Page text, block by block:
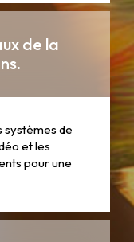
de la
systèmes de
et les
pour une